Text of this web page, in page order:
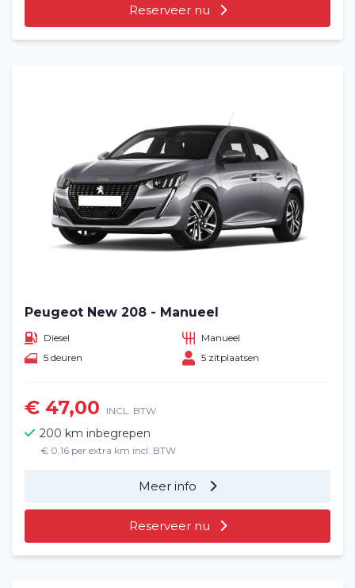
Reserveer nu
Peugeot New 208 - Manueel
Diesel
Manueel
5 deuren
5 zitplaatsen
€ 47,00 INCL. BTW
200 km inbegrepen
€ 0,16 per extra km incl. BTW
Meer info
Reserveer nu